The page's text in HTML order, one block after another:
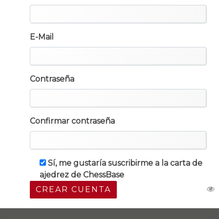
E-Mail
Contraseña
Confirmar contraseña
Sí, me gustaría suscribirme a la carta de
ajedrez de ChessBase
CREAR CUENTA